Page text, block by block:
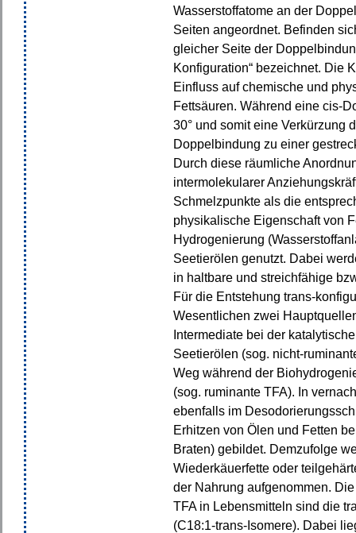
Wasserstoffatome an der
Seiten angeordnet. Befinden
gleicher Seite der
Konfiguration“ bezeichnet. Die
Einfluss auf chemische und
Fettsäuren. Während eine cis-
30° und somit eine Verkürzung
Doppelbindung zu einer
Durch diese räumliche
intermolekularer
Schmelzpunkte als die
physikalische Eigenschaft von
Hydrogenierung
Seetierölen genutzt. Dabei
in haltbare und streichfähige
Für die Entstehung trans-
Wesentlichen zwei
Intermediate bei der
Seetierölen (sog. nicht-
Weg während der
(sog. ruminante TFA). In
ebenfalls im
Erhitzen von Ölen und Fetten
Braten) gebildet. Demzufolge
Wiederkäuerfette oder
der Nahrung aufgenommen.
TFA in Lebensmitteln sind die
(C18:1-trans-Isomere). Dabei